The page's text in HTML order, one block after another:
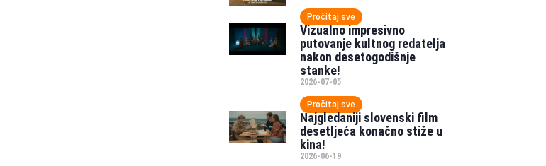
Pročitaj sve
Vizualno impresivno
putovanje kultnog redatelja
nakon desetogodišnje
stanke!
2026-07-05
Pročitaj sve
Najgledaniji slovenski film
desetljeća konačno stiže u
kina!
2026-06-19